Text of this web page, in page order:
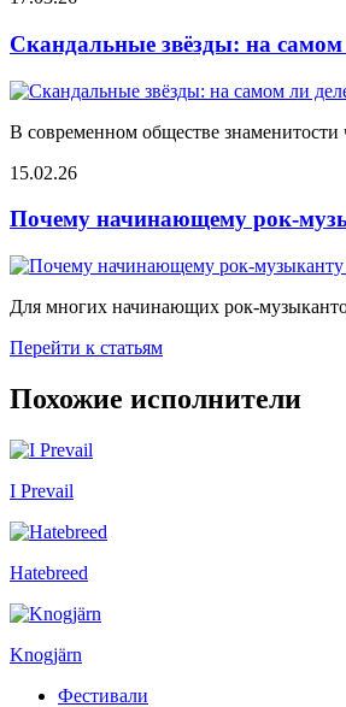
Скандальные звёзды: на
В современном обществе знаменитости
15.02.26
Почему начинающему рок-
Для многих начинающих рок-
Перейти к статьям
Похожие исполнители
I Prevail
Hatebreed
Knogjärn
Фестивали